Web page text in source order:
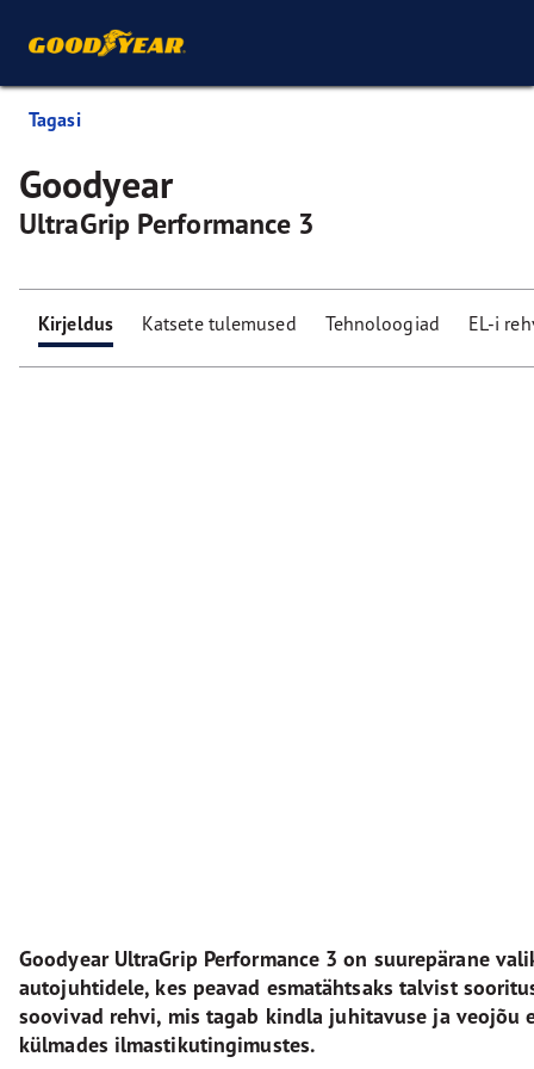
Tagasi
Goodyear
UltraGrip Performance 3
Kirjeldus Katsete tulemused Tehnoloogiad EL-i
Goodyear UltraGrip Performance 3 on suurepärane
autojuhtidele, kes peavad esmatähtsaks talvist
soovivad rehvi, mis tagab kindla juhitavuse ja veojõu
külmades ilmastikutingimustes.